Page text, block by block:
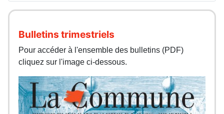
Bulletins trimestriels
Pour accéder à l'ensemble des bulletins (PDF)
cliquez sur l'image ci-dessous.